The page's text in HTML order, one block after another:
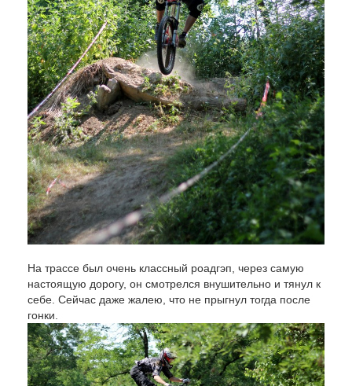
На трассе был очень классный роадгэп, через самую
настоящую дорогу, он смотрелся внушительно и тянул к
себе. Сейчас даже жалею, что не прыгнул тогда после
гонки.